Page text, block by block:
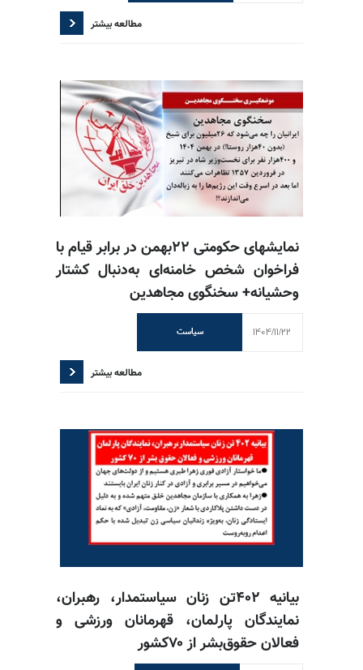
مطالعه بیشتر
نمایشهای حکومتی ۲۲بهمن در برابر قیام با
فراخوان شخص خامنه‌ای به‌دنبال کشتار
وحشیانه+ سخنگوی مجاهدین
سیاست 1404/11/22
مطالعه بیشتر
بیانیه ۴۰۲تن زنان سیاستمدار، رهبران،
نمایندگان پارلمان، قهرمانان ورزشی و
فعالان حقوق‌بشر از ۷۰کشور